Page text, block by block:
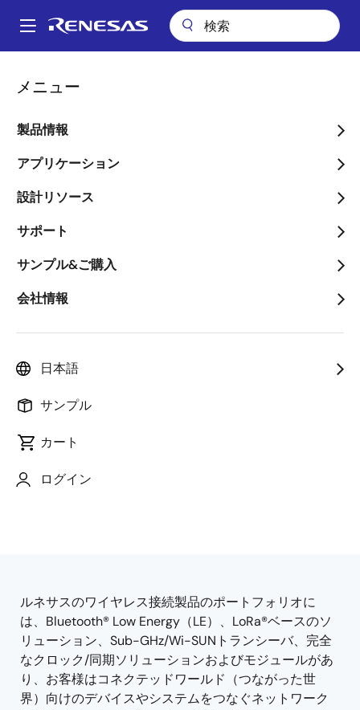
ン
Main
メニュー
製品情報
アプリケーション
設計リソース
サポート
サンプル&ご購入
会社情報
日本語
サンプル
カート
ログイン
パ
ン
く
ず
無線インフラストラクチャ
無線インフラストラクチャ
ページセクションへ移動：
概
要
ルネサスのワイヤレス接続製品のポートフォリオに
は、Bluetooth® Low Energy（LE）、LoRa®ベースのソ
リューション、Sub-GHz/Wi-SUNトランシーバ、完全
なクロック/同期ソリューションおよびモジュールがあ
り、お客様はコネクテッドワールド（つながった世
界）向けのデバイスやシステムをつなぐネットワーク